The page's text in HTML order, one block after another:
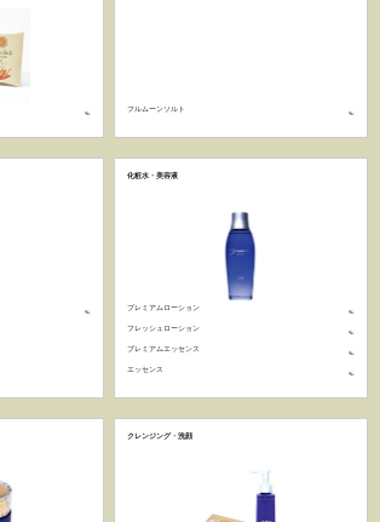
フルムーンソルト
化粧水・美容液
プレミアムローション
フレッシュローション
プレミアムエッセンス
エッセンス
クレンジング・洗顔